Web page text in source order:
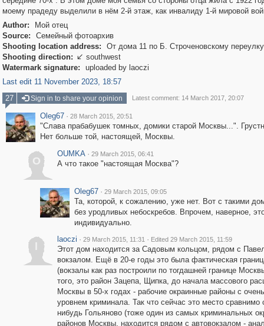
моему прадеду выделили в нём 2-й этаж, как инвалиду 1-й мировой
Author:
Мой отец
Source:
Семейный фотоархив
Shooting location address:
От дома 11 по Б. Строченовскому переулку
Shooting direction:  southwest
Watermark signature:
uploaded by laoczi
Last edit 11 November 2023, 18:57
27
Sign in to share your opinion Latest comment: 14 March 2017, 20:07
Oleg67 · 28 March 2015, 20:51
"Слава прабабушек томных, домики старой Москвы...".
Нет больше той, настоящей, Москвы.
O
OUMKA · 29 March 2015, 06:41
А что такое "настоящая Москва"?
Oleg67 · 29 March 2015, 09:05
Та, которой, к сожалению, уже нет. Вот с такими
без уродливых небоскребов. Впрочем, наверное,
индивидуально.
laoczi · 29 March 2015, 11:31 · Edited 29 March 2015, 11:59
Этот дом находится за Садовым кольцом, рядом с
вокзалом. Ещё в 20-е годы это была фактическая
(вокзалы как раз построили по тогдашней границе
того, это район Зацепа, Щипка, до начала массового
Москвы в 50-х годах - рабочие окраинные районы с
уровнем криминала. Так что сейчас это место сравнимо
нибудь Гольяново (тоже один из самых криминальных
районов Москвы, находится рядом с автовокзалом -